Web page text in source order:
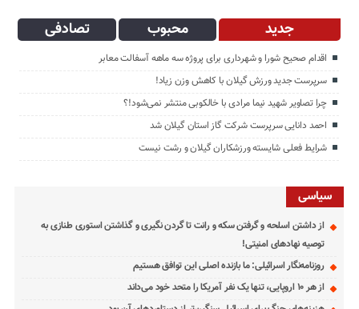
جدید محبوب تصادفی
اقدام صحیح شورا و شهرداری برای پروژه سه ماهه آسفالت معابر
سرپرست جدید ورزش گیلان با کاهش وزن زیاد!
چرا تصاویر شهید نیما مرادی با خالکوبی منتشر نمی‌شود!؟
احمد دانایی سرپرست شرکت گاز استان گیلان شد
شرایط فعلی شایسته ورزشکاران گیلان و رشت نیست
سیاسی
از داشتن اسلحه و گرفتن سکه و رانت تا گردن نگیری و گذاشتن استوری طنازی به
توصیه نهادهای امنیتی!
روزنامه‌نگار اسرائیلی: ما بازنده اصلی این توافق هستیم
از هر ۱۰ اروپایی، تنها یک نفر آمریکا را متحد خود می‌داند